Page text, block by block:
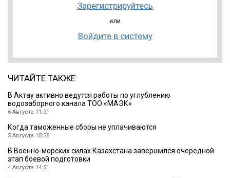
Зарегистрируйтесь
или
Войдите в систему
ЧИТАЙТЕ ТАКЖЕ:
В Актау активно ведутся работы по углублению
водозаборного канала ТОО «МАЭК»
6 Августа 11:21
Когда таможенные сборы не уплачиваются
5 Августа 15:25
В Военно-морских силах Казахстана завершился очередной
этап боевой подготовки
4 Августа 14:51